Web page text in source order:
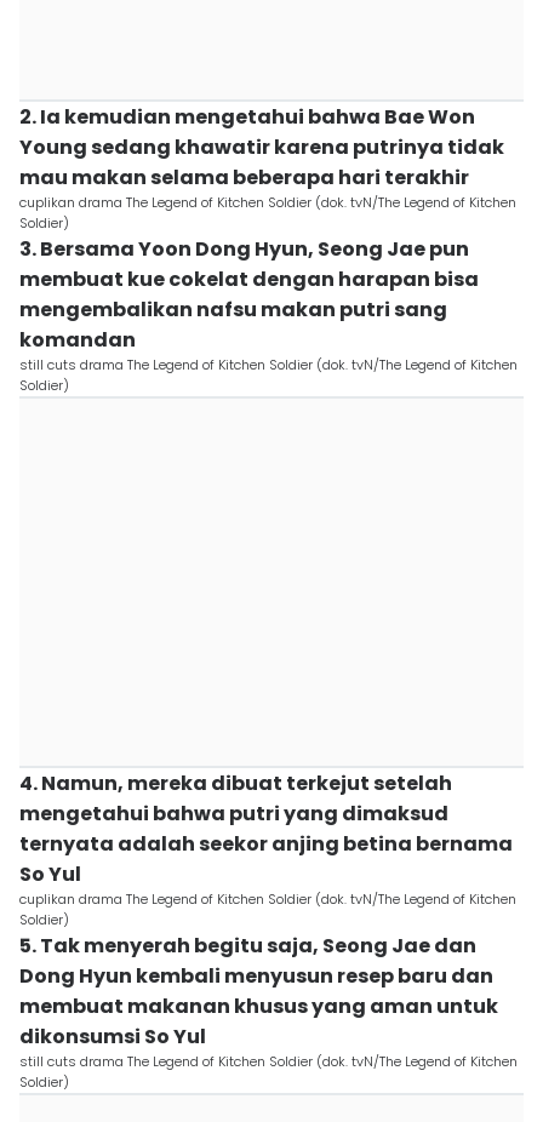
2. Ia kemudian mengetahui bahwa Bae Won
Young sedang khawatir karena putrinya tidak
mau makan selama beberapa hari terakhir
cuplikan drama The Legend of Kitchen Soldier (dok. tvN/The Legend of Kitchen
Soldier)
3. Bersama Yoon Dong Hyun, Seong Jae pun
membuat kue cokelat dengan harapan bisa
mengembalikan nafsu makan putri sang
komandan
still cuts drama The Legend of Kitchen Soldier (dok. tvN/The Legend of Kitchen
Soldier)
4. Namun, mereka dibuat terkejut setelah
mengetahui bahwa putri yang dimaksud
ternyata adalah seekor anjing betina bernama
So Yul
cuplikan drama The Legend of Kitchen Soldier (dok. tvN/The Legend of Kitchen
Soldier)
5. Tak menyerah begitu saja, Seong Jae dan
Dong Hyun kembali menyusun resep baru dan
membuat makanan khusus yang aman untuk
dikonsumsi So Yul
still cuts drama The Legend of Kitchen Soldier (dok. tvN/The Legend of Kitchen
Soldier)